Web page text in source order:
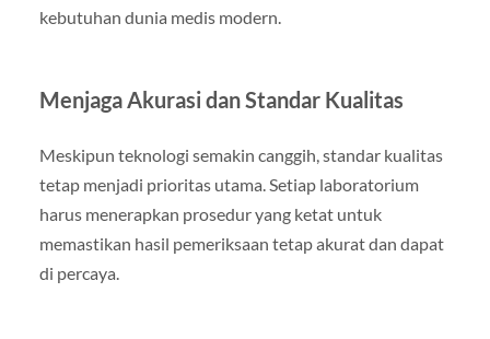
kebutuhan dunia medis modern.
Menjaga Akurasi dan Standar Kualitas
Meskipun teknologi semakin canggih, standar kualitas
tetap menjadi prioritas utama. Setiap laboratorium
harus menerapkan prosedur yang ketat untuk
memastikan hasil pemeriksaan tetap akurat dan dapat
di percaya.